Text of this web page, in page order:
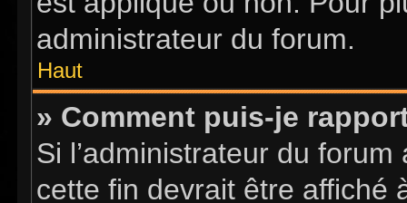
administrateur du forum.
Haut
» Comment puis-je
Si l’administrateur du
cette fin devrait être affiché